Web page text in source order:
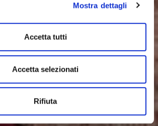
Mostra dettagli
Accetta tutti
Accetta selezionati
Rifiuta